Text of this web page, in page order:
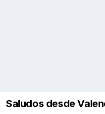
Saludos desde